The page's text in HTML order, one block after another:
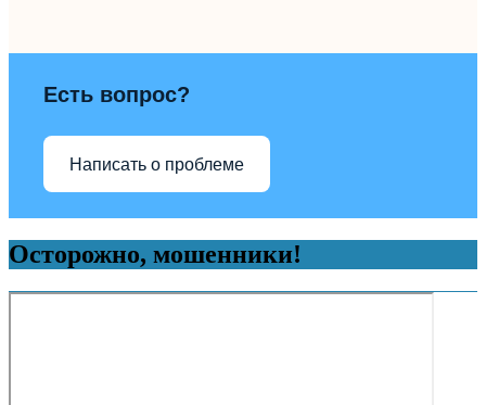
Есть вопрос?
Написать о проблеме
Осторожно, мошенники!